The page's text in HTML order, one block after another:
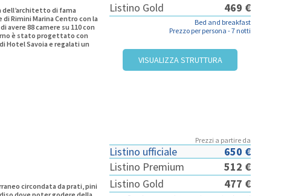
di fama
Rimini Marina Centro con la
88 camere su 110 con
è stato progettato con
Hotel Savoia e regalati un
Listino Gold
469 €
Bed and breakfast
Prezzo per persona -7 notti
VISUALIZZA STRUTTURA
circondata da prati, pini
Prezzi a partire da
Listino ufficiale
650 €
Listino Premium
512 €
Listino Gold
477 €